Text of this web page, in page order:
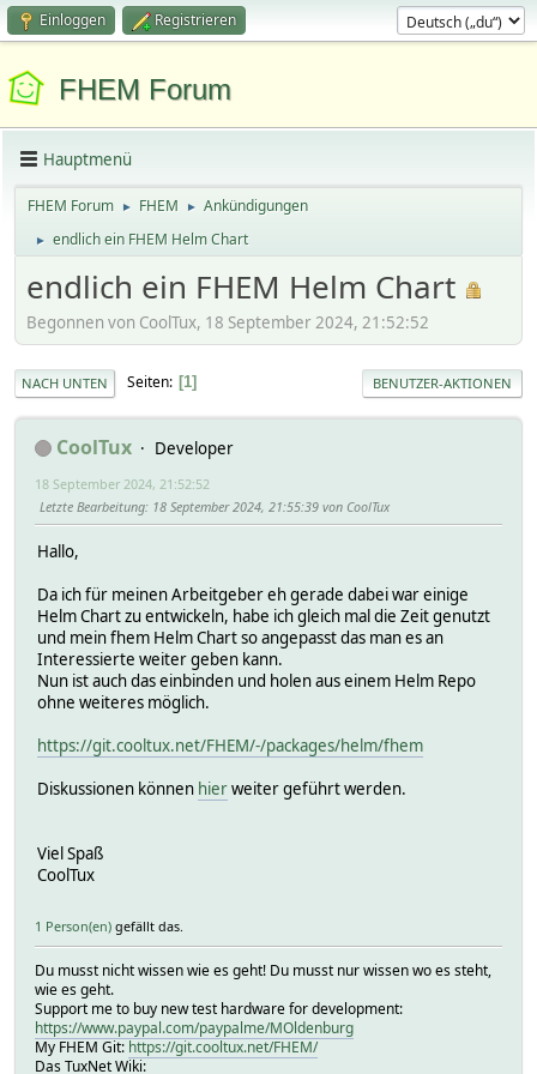
Einloggen Registrieren
FHEM Forum
Hauptmenü
FHEM Forum ► FHEM ► Ankündigungen
► endlich ein FHEM Helm Chart
endlich ein FHEM Helm Chart
Begonnen von CoolTux, 18 September 2024, 21:52:52
NACH UNTEN Seiten 1 BENUTZER-AKTIONEN
CoolTux Developer
18 September 2024, 21:52:52
Letzte Bearbeitung: 18 September 2024, 21:55:39 von CoolTux
Hallo,
Da ich für meinen Arbeitgeber eh gerade dabei war einige
Helm Chart zu entwickeln, habe ich gleich mal die Zeit genutzt
und mein fhem Helm Chart so angepasst das man es an
Interessierte weiter geben kann.
Nun ist auch das einbinden und holen aus einem Helm Repo
ohne weiteres möglich.
https://git.cooltux.net/FHEM/-/packages/helm/fhem
Diskussionen können hierweiter geführt werden.
Viel Spaß
CoolTux
1 Person(en) gefällt das.
Du musst nicht wissen wie es geht! Du musst nur wissen wo es steht,
wie es geht.
Support me to buy new test hardware for development:
https://www.paypal.com/paypalme/MOldenburg
My FHEM Git: https://git.cooltux.net/FHEM/
Das TuxNet Wiki: